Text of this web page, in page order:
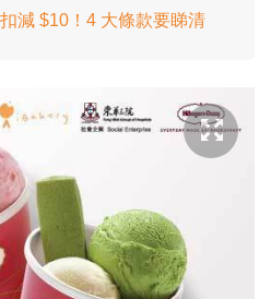
減 $10！4 大條款要睇清